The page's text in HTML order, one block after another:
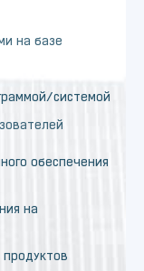
на базе
системой
обеспечения
на